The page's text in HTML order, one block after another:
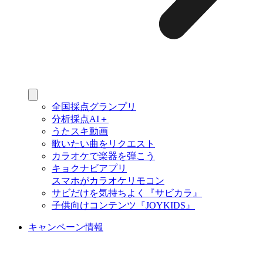
全国採点グランプリ
分析採点AI＋
うたスキ動画
歌いたい曲をリクエスト
カラオケで楽器を弾こう
キョクナビアプリ
スマホがカラオケリモコン
サビだけを気持ちよく『サビカラ』
子供向けコンテンツ『JOYKIDS』
キャンペーン情報